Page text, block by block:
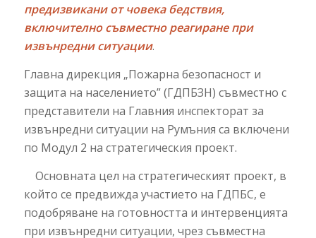
предизвикани от човека бедствия,
включително съвместно реагиране при
извънредни ситуации.
Главна дирекция „Пожарна безопасност и
защита на населението” (ГДПБЗН) съвместно с
представители на Главния инспекторат за
извънредни ситуации на Румъния са включени
по Модул 2 на стратегическия проект.
Основната цел на стратегическият проект, в
който се предвижда участието на ГДПБС, е
подобряване на готовността и интервенцията
при извънредни ситуации, чрез съвместна